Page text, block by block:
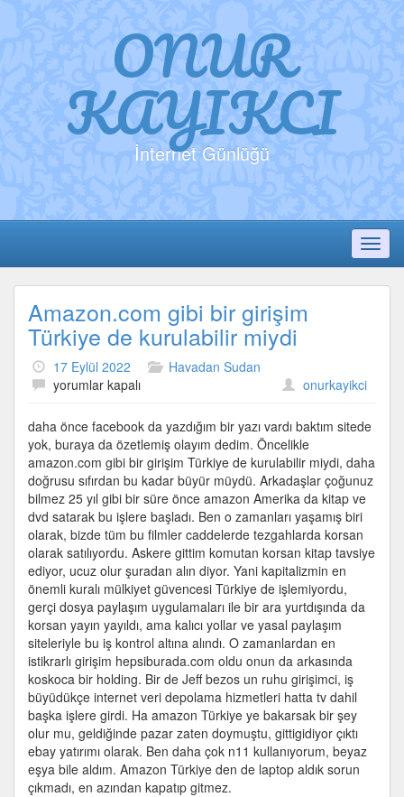
ONUR
KAYIKCI
İnternet Günlüğü
Amazon.com gibi bir girişim
Türkiye de kurulabilir miydi
17 Eylül 2022
Havadan Sudan
Amazon.com
bir
girişim
Türkiye
de
kurulabilir
miydi
için
yorumlar kapalı onurkayikci
daha önce facebook da yazdığım bir yazı vardı baktım sitede
yok, buraya da özetlemiş olayım dedim. Öncelikle
amazon.com gibi bir girişim Türkiye de kurulabilir miydi, daha
doğrusu sıfırdan bu kadar büyür müydü. Arkadaşlar çoğunuz
bilmez 25 yıl gibi bir süre önce amazon Amerika da kitap ve
dvd satarak bu işlere başladı. Ben o zamanları yaşamış biri
olarak, bizde tüm bu filmler caddelerde tezgahlarda korsan
olarak satılıyordu. Askere gittim komutan korsan kitap tavsiye
ediyor, ucuz olur şuradan alın diyor. Yani kapitalizmin en
önemli kuralı mülkiyet güvencesi Türkiye de işlemiyordu,
gerçi dosya paylaşım uygulamaları ile bir ara yurtdışında da
korsan yayın yayıldı, ama kalıcı yollar ve yasal paylaşım
siteleriyle bu iş kontrol altına alındı. O zamanlardan en
istikrarlı girişim hepsiburada.com oldu onun da arkasında
koskoca bir holding. Bir de Jeff bezos un ruhu girişimci, iş
büyüdükçe internet veri depolama hizmetleri hatta tv dahil
başka işlere girdi. Ha amazon Türkiye ye bakarsak bir şey
olur mu, geldiğinde pazar zaten doymuştu, gittigidiyor çıktı
ebay yatırımı olarak. Ben daha çok n11 kullanıyorum, beyaz
eşya bile aldım. Amazon Türkiye den de laptop aldık sorun
çıkmadı, en azından kapatıp gitmez.